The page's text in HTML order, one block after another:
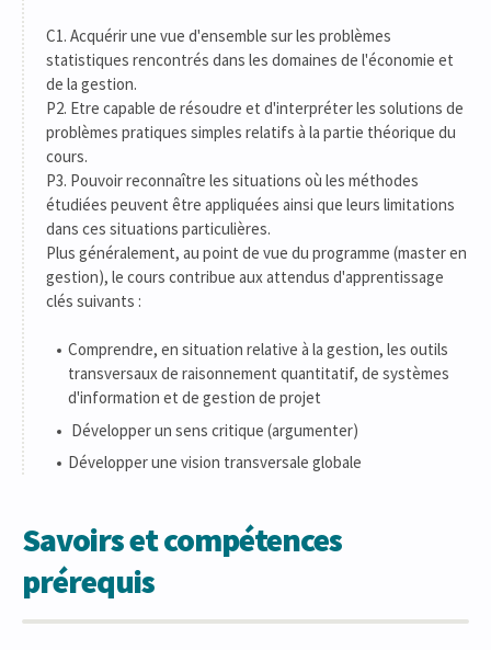
C1. Acquérir une vue d'ensemble sur les problèmes
statistiques rencontrés dans les domaines de l'économie et
de la gestion.
P2. Etre capable de résoudre et d'interpréter les solutions de
problèmes pratiques simples relatifs à la partie théorique du
cours.
P3. Pouvoir reconnaître les situations où les méthodes
étudiées peuvent être appliquées ainsi que leurs limitations
dans ces situations particulières.
Plus généralement, au point de vue du programme (master en
gestion), le cours contribue aux attendus d'apprentissage
clés suivants :
Comprendre, en situation relative à la gestion, les outils
transversaux de raisonnement quantitatif, de systèmes
d'information et de gestion de projet
Développer un sens critique (argumenter)
Développer une vision transversale globale
Savoirs et compétences
prérequis